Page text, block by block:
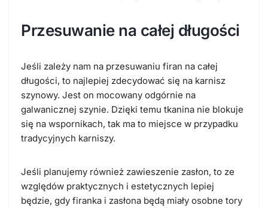
Przesuwanie na całej długości
Jeśli zależy nam na przesuwaniu firan na całej
długości, to najlepiej zdecydować się na karnisz
szynowy. Jest on mocowany odgórnie na
galwanicznej szynie. Dzięki temu tkanina nie blokuje
się na wspornikach, tak ma to miejsce w przypadku
tradycyjnych karniszy.
Jeśli planujemy również zawieszenie zasłon, to ze
względów praktycznych i estetycznych lepiej
będzie, gdy firanka i zasłona będą miały osobne tory